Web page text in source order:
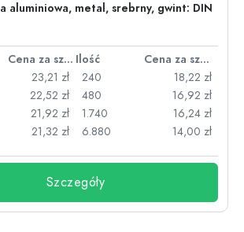
aluminiowa, metal, srebrny, gwint: DIN
Cena za sztukę Ilość
Cena za sztukę
23,21 zł
22,52 zł
21,92 zł
21,32 zł
240
18,22 zł
480
16,92 zł
1.740
16,24 zł
6.880
14,00 zł
Szczegóły